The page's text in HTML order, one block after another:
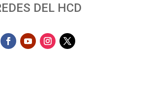
DEL HCD